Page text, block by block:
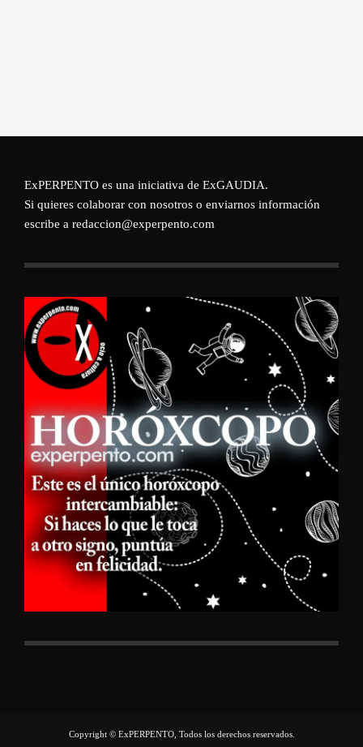
ExPERPENTO es una iniciativa de ExGAUDIA.
Si quieres colaborar con nosotros o enviarnos información
escribe a redaccion@experpento.com
Copyright © ExPERPENTO, Todos los derechos reservados.